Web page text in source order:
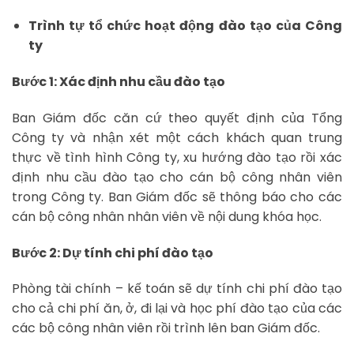
Trình tự tổ chức hoạt động đào tạo của Công
ty
Bước 1: Xác định nhu cầu đào tạo
Ban Giám đốc căn cứ theo quyết định của Tổng
Công ty và nhận xét một cách khách quan trung
thực về tình hình Công ty, xu hướng đào tạo rồi xác
định nhu cầu đào tạo cho cán bộ công nhân viên
trong Công ty. Ban Giám đốc sẽ thông báo cho các
cán bộ công nhân nhân viên về nội dung khóa học.
Bước 2: Dự tính chi phí đào tạo
Phòng tài chính – kế toán sẽ dự tính chi phí đào tạo
cho cả chi phí ăn, ở, đi lại và học phí đào tạo của các
các bộ công nhân viên rồi trình lên ban Giám đốc.